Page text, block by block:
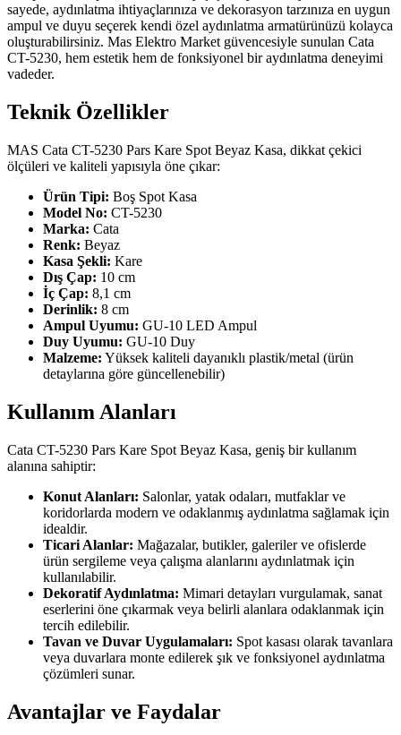
sayede, aydınlatma ihtiyaçlarınıza ve dekorasyon tarzınıza en uygun
ampul ve duyu seçerek kendi özel aydınlatma armatürünüzü kolayca
oluşturabilirsiniz. Mas Elektro Market güvencesiyle sunulan Cata
CT-5230, hem estetik hem de fonksiyonel bir aydınlatma deneyimi
vadeder.
Teknik Özellikler
MAS Cata CT-5230 Pars Kare Spot Beyaz Kasa, dikkat çekici
ölçüleri ve kaliteli yapısıyla öne çıkar:
Ürün Tipi: Boş Spot Kasa
Model No: CT-5230
Marka: Cata
Renk: Beyaz
Kasa Şekli: Kare
Dış Çap: 10 cm
İç Çap: 8,1 cm
Derinlik: 8 cm
Ampul Uyumu: GU-10 LED Ampul
Duy Uyumu: GU-10 Duy
Malzeme: Yüksek kaliteli dayanıklı plastik/metal (ürün
detaylarına göre güncellenebilir)
Kullanım Alanları
Cata CT-5230 Pars Kare Spot Beyaz Kasa, geniş bir kullanım
alanına sahiptir:
Konut Alanları: Salonlar, yatak odaları, mutfaklar ve
koridorlarda modern ve odaklanmış aydınlatma sağlamak için
idealdir.
Ticari Alanlar: Mağazalar, butikler, galeriler ve ofislerde
ürün sergileme veya çalışma alanlarını aydınlatmak için
kullanılabilir.
Dekoratif Aydınlatma: Mimari detayları vurgulamak, sanat
eserlerini öne çıkarmak veya belirli alanlara odaklanmak için
tercih edilebilir.
Tavan ve Duvar Uygulamaları: Spot kasası olarak tavanlara
veya duvarlara monte edilerek şık ve fonksiyonel aydınlatma
çözümleri sunar.
Avantajlar ve Faydalar